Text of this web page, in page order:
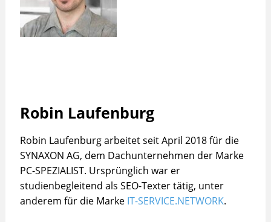
Robin Laufenburg
Robin Laufenburg arbeitet seit April 2018 für die
SYNAXON AG, dem Dachunternehmen der Marke
PC-SPEZIALIST. Ursprünglich war er
studienbegleitend als SEO-Texter tätig, unter
anderem für die Marke IT-SERVICE.NETWORK.